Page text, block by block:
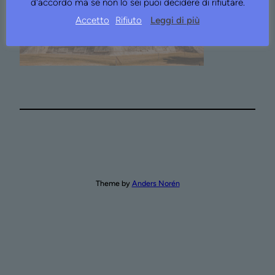
Theme by Anders Norén
d'accordo ma se non lo sei puoi decidere di rifiutare.
Accetto
Rifiuto Leggi di più